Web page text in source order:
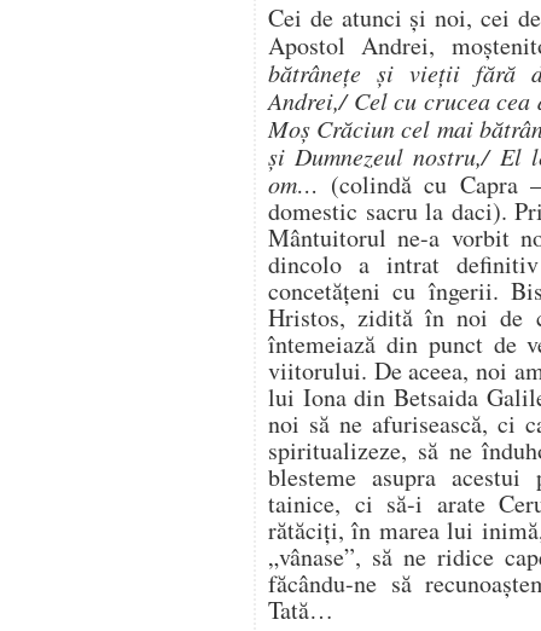
Cei de atunci şi noi, cei
Apostol Andrei,
bătrâneţe şi vieţii fără
Andrei,/ Cel cu crucea
Moş Crăciun cel mai
şi Dumnezeul nostru,/ El
om… (colindă cu Capra
domestic sacru la daci).
Mântuitorul ne-a vorbit
dincolo a intrat
concetăţeni cu îngerii.
Hristos, zidită în noi de
întemeiază din punct de
viitorului. De aceea, noi
lui Iona din Betsaida
noi să ne afurisească, ci
spiritualizeze, să ne
blesteme asupra
tainice, ci să-i arate
rătăciţi, în marea lui
„vânase”, să ne ridice
făcându-ne să
Tată…